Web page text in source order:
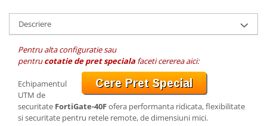
Descriere
Pentru alta configuratie sau
pentrucotatie de pret specialafaceti cererea aici:
Echipamentul
UTM de
securitate FortiGate-40Fofera performanta ridicata, flexibilitate
si securitate pentru retele remote, de dimensiuni mici.